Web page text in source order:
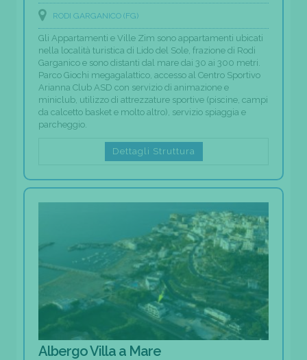
RODI GARGANICO (FG)
Gli Appartamenti e Ville Zim sono appartamenti ubicati
nella località turistica di Lido del Sole, frazione di Rodi
Garganico e sono distanti dal mare dai 30 ai 300 metri.
Parco Giochi megagalattico, accesso al Centro Sportivo
Arianna Club ASD con servizio di animazione e
miniclub, utilizzo di attrezzature sportive (piscine, campi
da calcetto basket e molto altro), servizio spiaggia e
parcheggio.
Dettagli Struttura
Albergo Villa a Mare